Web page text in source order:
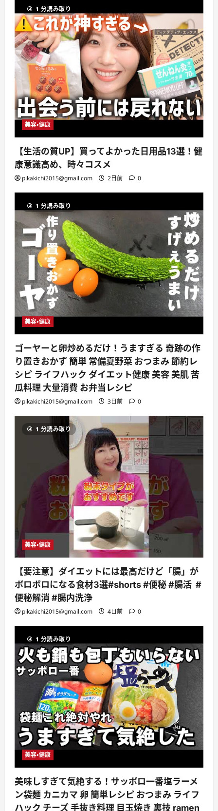
1 分読み取り
美容・健康
【生活の質UP】買ってよかった日用品13選！健
康意識高め、時々コスメ
pikakichi2015@gmail.com 2日前 0
1 分読み取り
美容・健康
ゴーヤーと卵炒めるだけ！うますぎる 奇跡の作
り置きおかず 簡単 常備夏野菜 おつまみ 節約レ
シピ ライフハック ダイエット健康 美容 美肌 苦
瓜料理 大量消費 お弁当レシピ
pikakichi2015@gmail.com 3日前 0
1 分読み取り
美容・健康
【要注意】ダイエットには最高だけど「腸」が
ボロボロになる食材3選#shorts #便秘 #腸活 #
便秘解消 #腸内洗浄
pikakichi2015@gmail.com 4日前 0
1 分読み取り
美容・健康
美味しすぎて気絶する！サッポロ一番塩ラーメ
ン袋麺 カニカマ 卵 簡単レシピ おつまみ ライフ
ハック チーズ 手抜き料理 目玉焼き 裏技 ramen